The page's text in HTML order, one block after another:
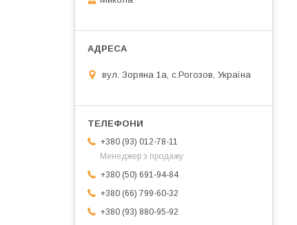
вул. Зоряна 1а, с.Рогозов, Україна
+380 (93) 012-78-11
Менеджер з продажу
+380 (50) 691-94-84
+380 (66) 799-60-32
+380 (93) 880-95-92